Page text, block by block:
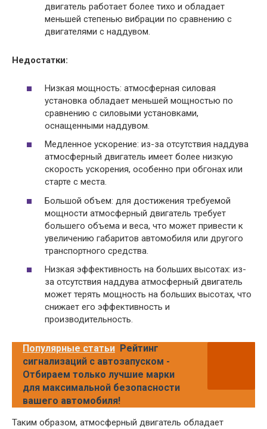
двигатель работает более тихо и обладает
меньшей степенью вибрации по сравнению с
двигателями с наддувом.
Недостатки:
Низкая мощность: атмосферная силовая
установка обладает меньшей мощностью по
сравнению с силовыми установками,
оснащенными наддувом.
Медленное ускорение: из-за отсутствия наддува
атмосферный двигатель имеет более низкую
скорость ускорения, особенно при обгонах или
старте с места.
Большой объем: для достижения требуемой
мощности атмосферный двигатель требует
большего объема и веса, что может привести к
увеличению габаритов автомобиля или другого
транспортного средства.
Низкая эффективность на больших высотах: из-
за отсутствия наддува атмосферный двигатель
может терять мощность на больших высотах, что
снижает его эффективность и
производительность.
Популярные статьи Рейтинг
сигнализаций с автозапуском -
Отбираем только лучшие марки
для максимальной безопасности
вашего автомобиля!
Таким образом, атмосферный двигатель обладает